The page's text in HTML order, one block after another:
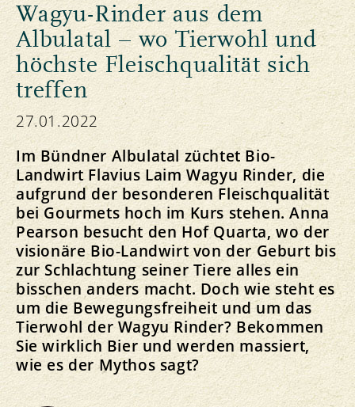
Wagyu-Rinder aus dem
Albulatal – wo Tierwohl und
höchste Fleischqualität sich
treffen
27.01.2022
Im Bündner Albulatal züchtet Bio-
Landwirt Flavius Laim Wagyu Rinder, die
aufgrund der besonderen Fleischqualität
bei Gourmets hoch im Kurs stehen. Anna
Pearson besucht den Hof Quarta, wo der
visionäre Bio-Landwirt von der Geburt bis
zur Schlachtung seiner Tiere alles ein
bisschen anders macht. Doch wie steht es
um die Bewegungsfreiheit und um das
Tierwohl der Wagyu Rinder? Bekommen
Sie wirklich Bier und werden massiert,
wie es der Mythos sagt?